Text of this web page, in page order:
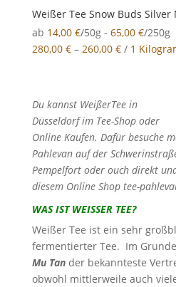
Weißer Tee Snow Buds Silver
ab 14,00 €/50g - 65,00 €/250g
280,00 €– 260,00 €/ 1
Du kannst WeißerTee in
Düsseldorf im Tee-Shop oder
Online Kaufen. Dafür besuche
Pahlevan auf der
Pempelfort oder ouch direkt
diesem Online Shop tee-
WAS IST WEISSER TEE?
Weißer Tee ist ein sehr
fermentierter Tee. Im
Mu Tander bekannteste
obwohl mittlerweile auch